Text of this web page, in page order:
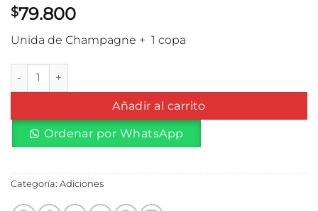
$79.800
Unida de Champagne + 1 copa
Champagne Rosa + Copas cantidad
Añadir al carrito
Ordenar por WhatsApp
Categoría: Adiciones